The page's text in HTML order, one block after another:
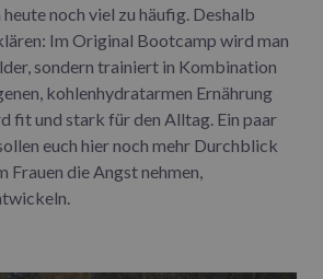
noch viel zu häufig. Deshalb
Im Original Bootcamp wird man
sondern trainiert in Kombination
kohlenhydratarmen Ernährung
fit und stark für den Alltag. Ein paar
euch hier noch mehr Durchblick
Frauen die Angst nehmen,